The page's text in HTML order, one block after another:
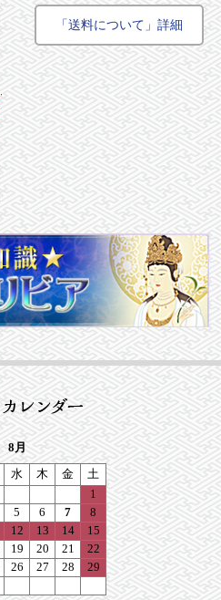
「送料について」詳細